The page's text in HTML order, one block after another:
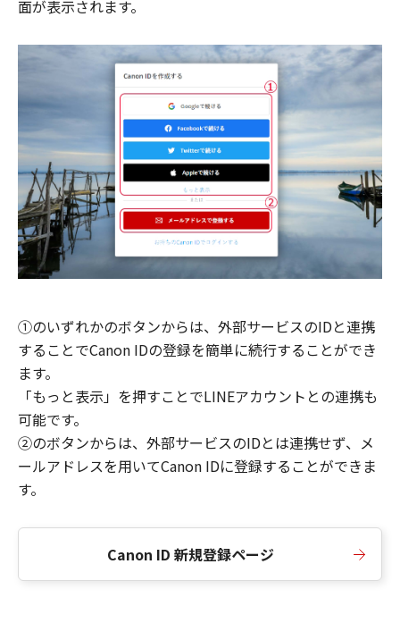
面が表示されます。
①のいずれかのボタンからは、外部サービスのIDと連携
することでCanon IDの登録を簡単に続行することができ
ます。
「もっと表示」を押すことでLINEアカウントとの連携も
可能です。
②のボタンからは、外部サービスのIDとは連携せず、メ
ールアドレスを用いてCanon IDに登録することができま
す。
Canon ID 新規登録ページ